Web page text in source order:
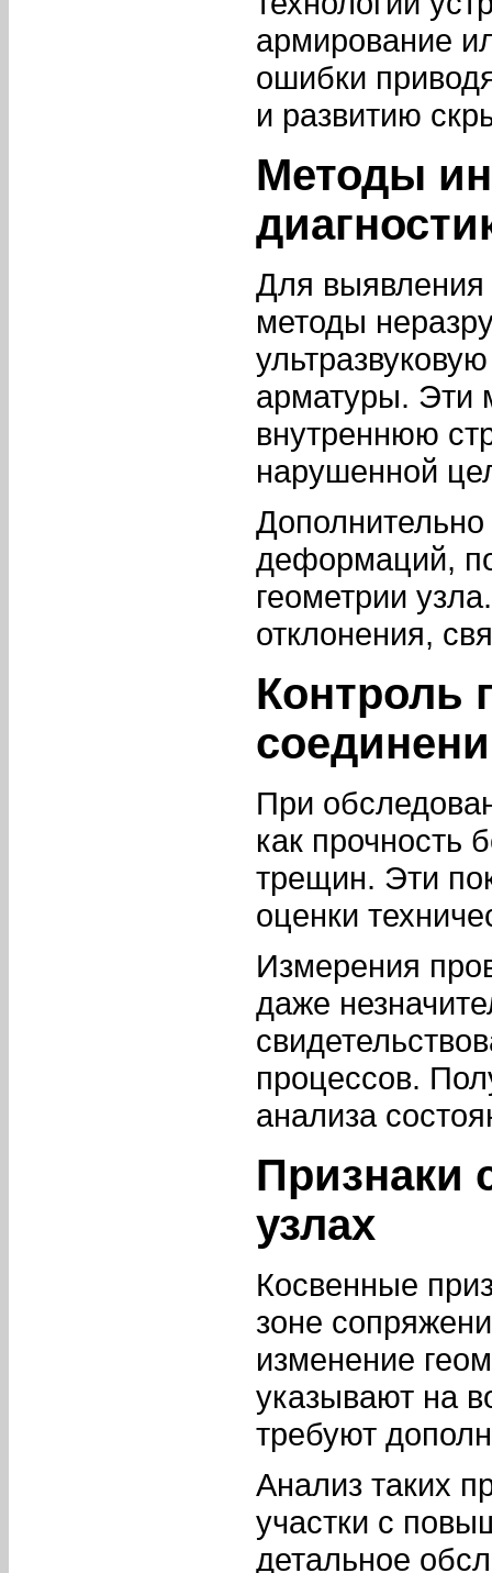
армирование
ошибки
и развитию
Методы
Для
методы
арматуры. Эти
внутреннюю
нарушенной
деформаций,
геометрии
отклонения,
Контроль
При
как прочность
трещин. Эти
оценки
Измерения
даже
процессов.
анализа
Признаки
узлах
Косвенные
зоне
изменение
указывают на
требуют
Анализ таких
участки с
детальное